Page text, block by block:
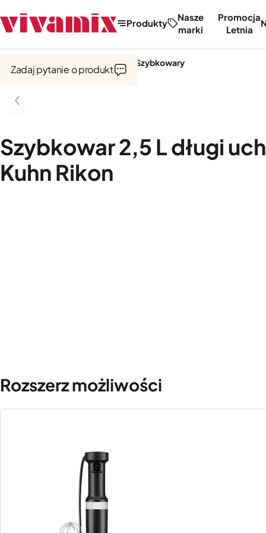
Produkty
Nasze
marki
Promocja
Letnia
Garnki i naczynia Szybkowary
Szybkowar 2,5 L długi
Kuhn Rikon
Zadaj pytanie o produkt
Rozszerz możliwości